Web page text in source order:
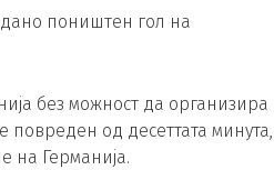
поништен гол на
без можност да организира
од десеттата минута,
на Германија.